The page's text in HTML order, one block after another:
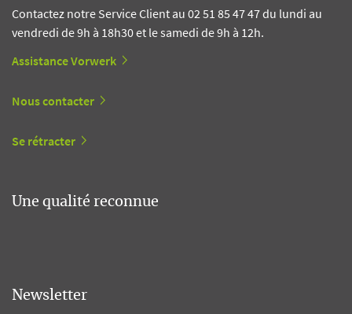
Contactez notre Service Client au 02 51 85 47 47 du lundi au
vendredi de 9h à 18h30 et le samedi de 9h à 12h.
Assistance Vorwerk
Nous contacter
Se rétracter
Une qualité reconnue
Newsletter